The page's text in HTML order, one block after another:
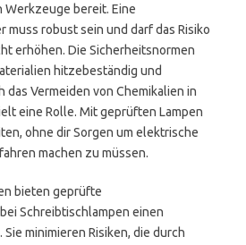
bereit. Eine
muss robust sein und darf das Risiko
erhöhen. Die Sicherheitsnormen
hitzebeständig und
das Vermeiden von Chemikalien in
eine Rolle. Mit geprüften Lampen
ohne dir Sorgen um elektrische
machen zu müssen.
bieten geprüfte
Schreibtischlampen einen
minimieren Risiken, die durch